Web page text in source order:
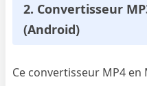
2. Convertisseur
(Android)
Ce convertisseur MP4